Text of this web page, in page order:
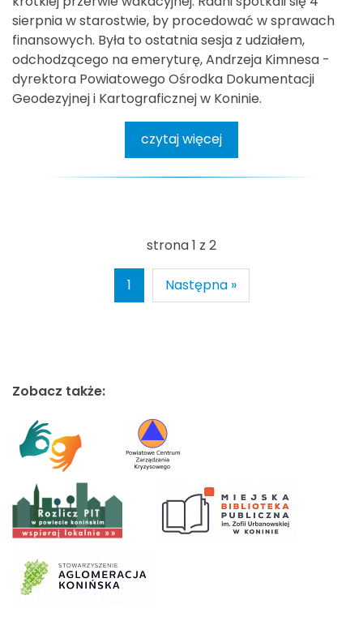
sierpnia w starostwie, by procedować w sprawach
finansowych. Była to ostatnia sesja z udziałem,
odchodzącego na emeryturę, Andrzeja Kimnesa -
dyrektora Powiatowego Ośrodka Dokumentacji
Geodezyjnej i Kartograficznej w Koninie.
czytaj więcej
strona 1 z 2
1 Następna »
Zobacz także: